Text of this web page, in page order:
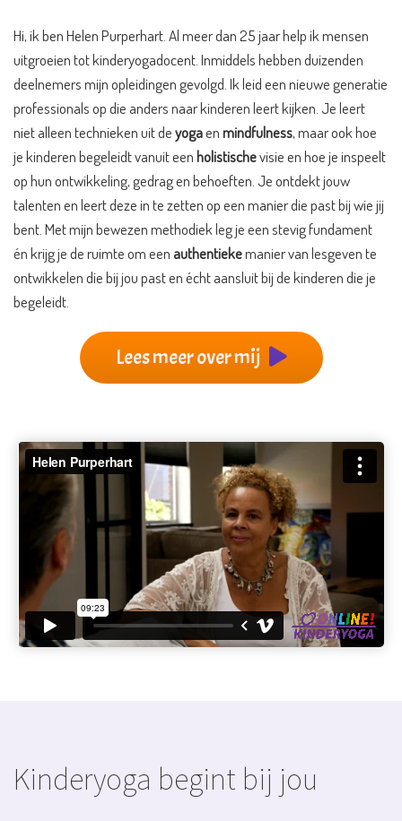
Hi, ik ben Helen Purperhart. Al meer dan 25 jaar help ik mensen
uitgroeien tot kinderyogadocent. Inmiddels hebben duizenden
deelnemers mijn opleidingen gevolgd. Ik leid een nieuwe generatie
professionals op die anders naar kinderen leert kijken. Je leert
niet alleen technieken uit deyogaenmindfulness, maar ook hoe
je kinderen begeleidt vanuit een holistischevisie en hoe je inspeelt
op hun ontwikkeling, gedrag en behoeften. Je ontdekt jouw
talenten en leert deze in te zetten op een manier die past bij wie jij
bent. Met mijn bewezen methodiek leg je een stevig fundament
én krijg je de ruimte om een authentiekemanier van lesgeven te
ontwikkelen die bij jou past en écht aansluit bij de kinderen die je
begeleidt.
Lees meer over mij
Kinderyoga begint bij jou